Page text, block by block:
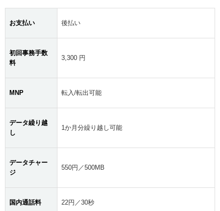
お支払い 後払い
初回事務手数
料
3,300 円
MNP 転入/転出可能
データ繰り越
し
1か月分繰り越し可能
データチャー
ジ
550円／500MB
国内通話料 22円／30秒